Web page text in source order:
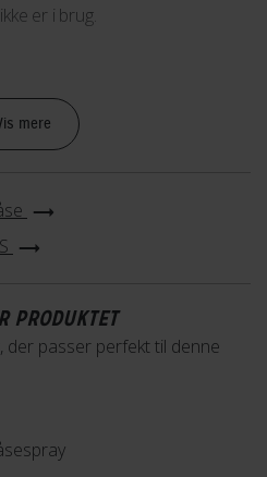
er i brug.
security level 7 af 15
på 7 ud af 15, hvilket
områder med mellem til lav
som en sekundær
når den bruges sammen
mere
PRODUKTET
der passer perfekt til denne